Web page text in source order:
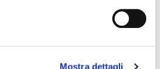
Mostra dettagli
delle procedure di
con riflessi positivi